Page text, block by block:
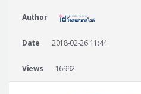
หน้าอก
Author
Date 2018-02-26 11:44
Views 16992